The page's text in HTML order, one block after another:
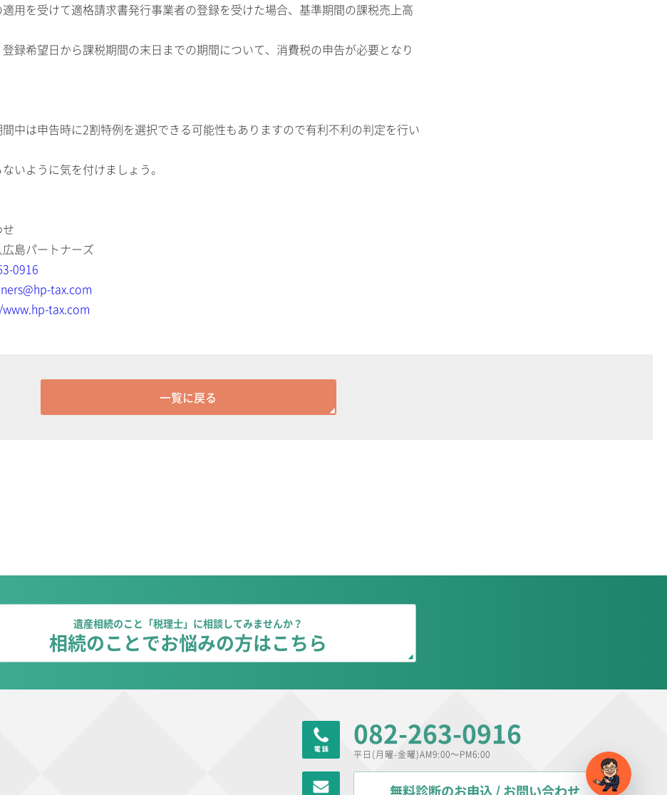
用を受けて適格請求書発行事業者の登録を受けた場合、基準期間の課税売上高
録希望日から課税期間の末日までの期間について、消費税の申告が必要となり
中は申告時に2割特例を選択できる可能性もありますので有利不利の判定を行い
いように気を付けましょう。
島パートナーズ
0916
tax.com
tax.com
一覧に戻る
遺産相続のこと「税理士」に相談してみませんか？
相続のことでお悩みの方はこちら
082-263-0916
平日(月曜-金曜)AM9:00～PM6:00
無料診断のお申込 / お問い合わせ